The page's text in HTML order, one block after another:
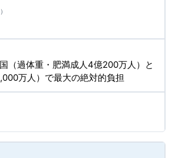
（過体重・肥満成人4億200万人）と
万人）で最大の絶対的負担